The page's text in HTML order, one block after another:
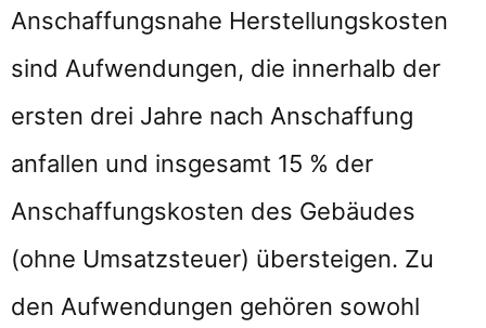
Anschaffungsnahe Herstellungskosten
sind Aufwendungen, die innerhalb der
ersten drei Jahre nach Anschaffung
anfallen und insgesamt 15 % der
Anschaffungskosten des Gebäudes
(ohne Umsatzsteuer) übersteigen. Zu
den Aufwendungen gehören sowohl